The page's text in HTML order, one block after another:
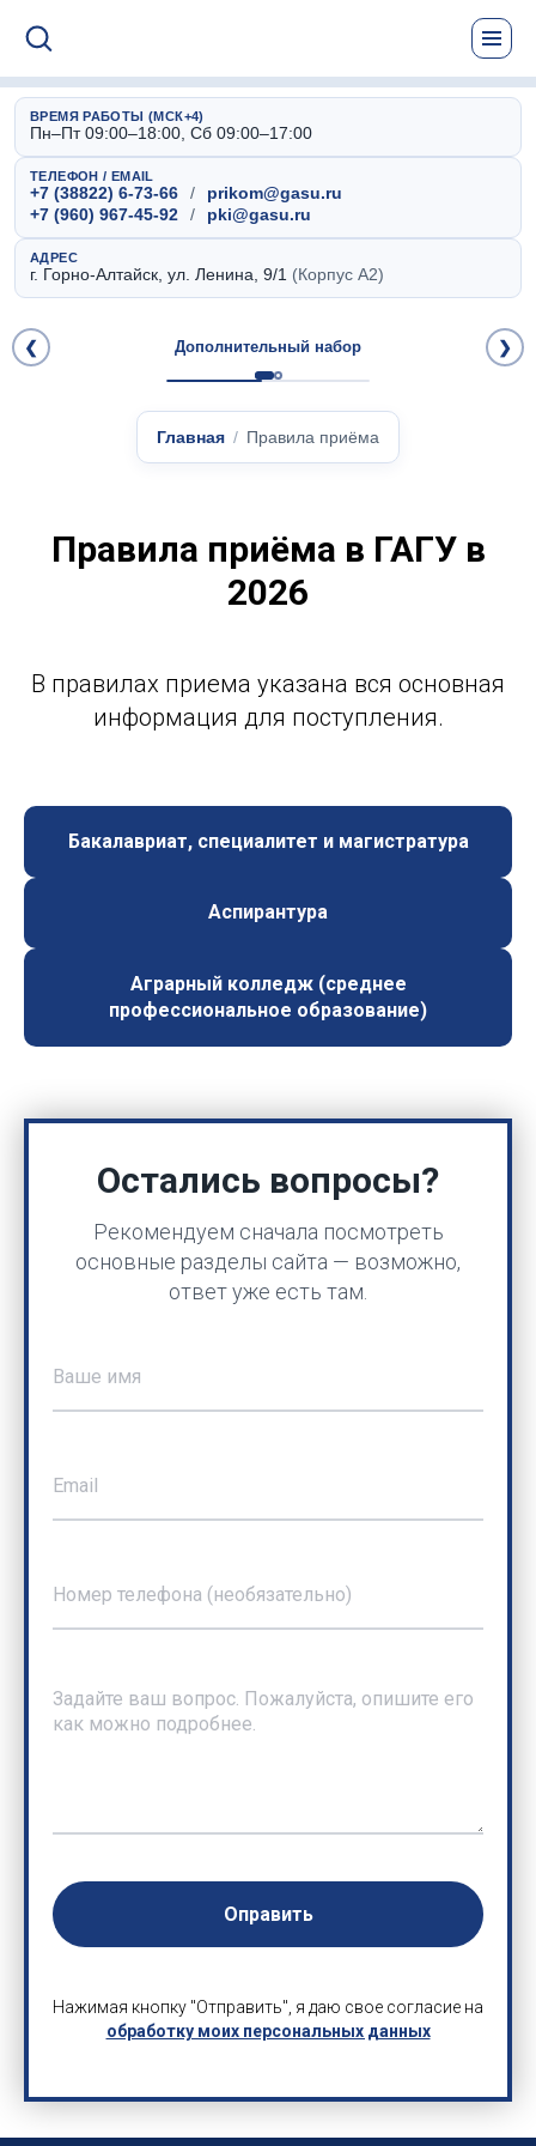
ВРЕМЯ РАБОТЫ (МСК+4)
Пн–Пт 09:00–18:00, Сб 09:00–17:00
ТЕЛЕФОН / EMAIL
+7 (38822) 6-73-66 /
prikom@gasu.ru
+7 (960) 967-45-92
/ pki@gasu.ru
АДРЕС
г. Горно-Алтайск, ул. Ленина, 9/1 (Корпус А2)
❮ Дополнительный набор ❯
Главная Правила приёма
Правила приёма в ГАГУ в
2026
В правилах приема указана вся основная
информация для поступления.
Бакалавриат, специалитет и магистратура
Аспирантура
Аграрный колледж (среднее
профессиональное образование)
Остались вопросы?
Рекомендуем сначала посмотреть
основные разделы сайта — возможно,
ответ уже есть там.
Оправить
Нажимая кнопку "Отправить", я даю свое согласие на
обработку моих персональных данных